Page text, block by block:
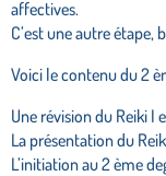
affectives.
C’est une autre étape,
Voici le contenu du 2
Une révision du Reiki I
La présentation du
L’initiation au 2 ème